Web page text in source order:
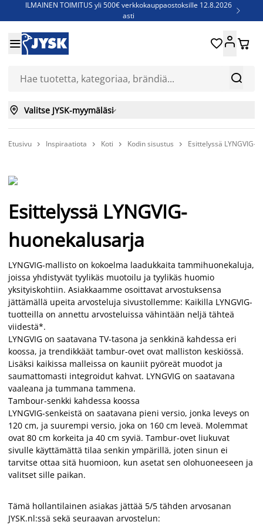
ILMAINEN TOIMITUS yli 500€ verkkokauppaostoksille 12.8.2026
asti

Jenkkisänkyjä - Säästä jopa 60%


 
 Valitse JYSK-myymäläsi
Etusivu  Inspiraatiota  Koti  Kodin sisustus  Esittelyssä LYNGVIG-
Esittelyssä LYNGVIG-
huonekalusarja
LYNGVIG-mallisto on kokoelma laadukkaita tammihuonekaluja,
joissa yhdistyvät tyylikäs muotoilu ja tyylikäs huomio
yksityiskohtiin. Asiakkaamme osoittavat arvostuksensa
jättämällä upeita arvosteluja sivustollemme: Kaikilla LYNGVIG-
tuotteilla on annettu arvosteluissa vähintään neljä tähteä
viidestä*.
LYNGVIG on saatavana TV-tasona ja senkkinä kahdessa eri
koossa, ja trendikkäät tambur-ovet ovat malliston keskiössä.
Lisäksi kaikissa malleissa on kauniit pyöreät muodot ja
saumattomasti integroidut kahvat. LYNGVIG on saatavana
vaaleana ja tummana tammena.
Tambour-senkki kahdessa koossa
LYNGVIG-senkeistä on saatavana pieni versio, jonka leveys on
120 cm, ja suurempi versio, joka on 160 cm leveä. Molemmat
ovat 80 cm korkeita ja 40 cm syviä. Tambur-ovet liukuvat
sivulle käyttämättä tilaa senkin ympärillä, joten sinun ei
tarvitse ottaa sitä huomioon, kun asetat sen olohuoneeseen ja
valitset sille paikan.
Tämä hollantilainen asiakas jättää 5/5 tähden arvosanan
JYSK.nl:ssä sekä seuraavan arvostelun: